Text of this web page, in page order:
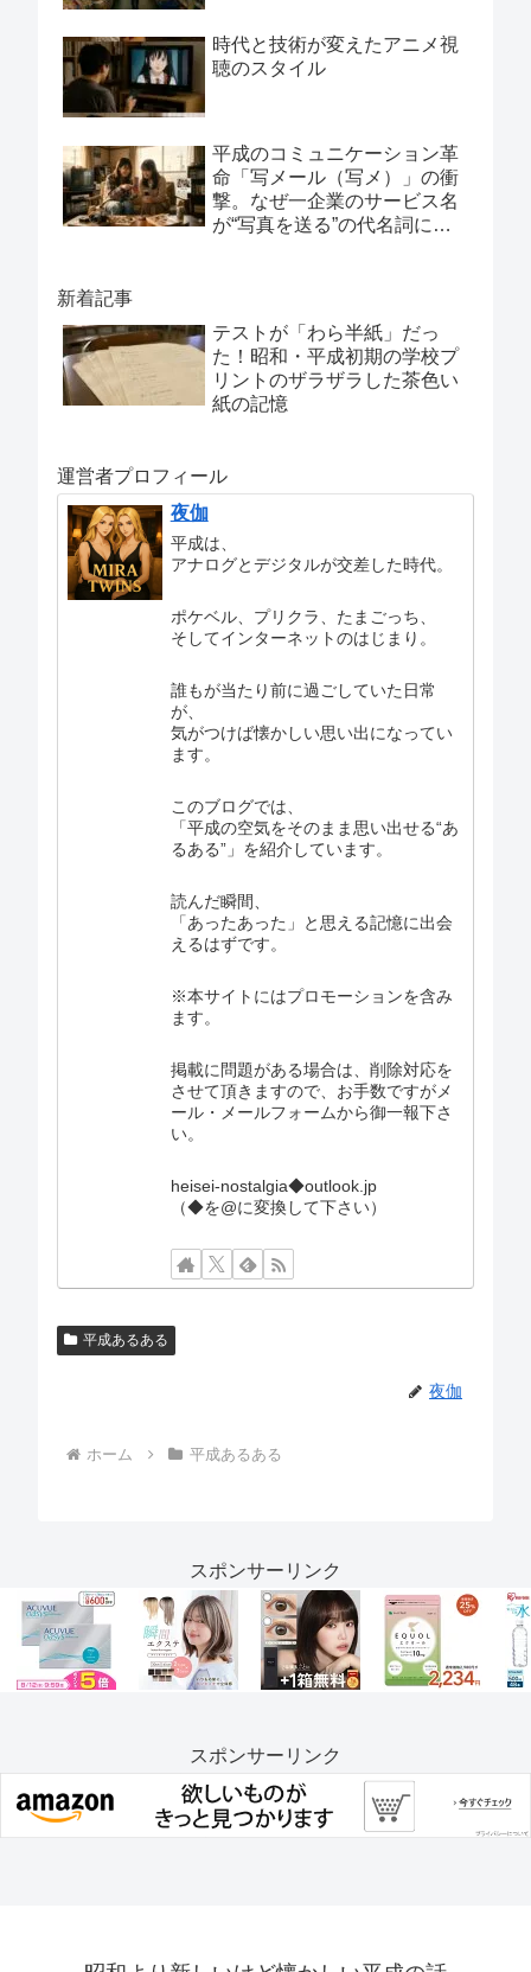
時代と技術が変えたアニメ視
聴のスタイル
平成のコミュニケーション革
命「写メール（写メ）」の衝
撃。なぜ一企業のサービス名
が“写真を送る”の代名詞にな
新着記事
テストが「わら半紙」だっ
た！昭和・平成初期の学校プ
リントのザラザラした茶色い
紙の記憶
運営者プロフィール
夜伽
平成は、
アナログとデジタルが交差した時代。
ポケベル、プリクラ、たまごっち、
そしてインターネットのはじまり。
誰もが当たり前に過ごしていた日常
が、
気がつけば懐かしい思い出になってい
ます。
このブログでは、
「平成の空気をそのまま思い出せる“あ
るある”」を紹介しています。
読んだ瞬間、
「あったあった」と思える記憶に出会
えるはずです。
※本サイトにはプロモーションを含み
ます。
掲載に問題がある場合は、削除対応を
させて頂きますので、お手数ですがメ
ール・メールフォームから御一報下さ
い。
heisei-nostalgia◆outlook.jp
（◆を@に変換して下さい）
平成あるある
夜伽
ホーム 平成あるある
スポンサーリンク
スポンサーリンク